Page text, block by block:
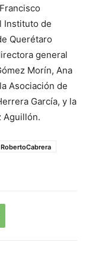
Instituto de
Querétaro
general
Morín, Ana
Asociación de
García, y la
Aguillón.
RobertoCabrera